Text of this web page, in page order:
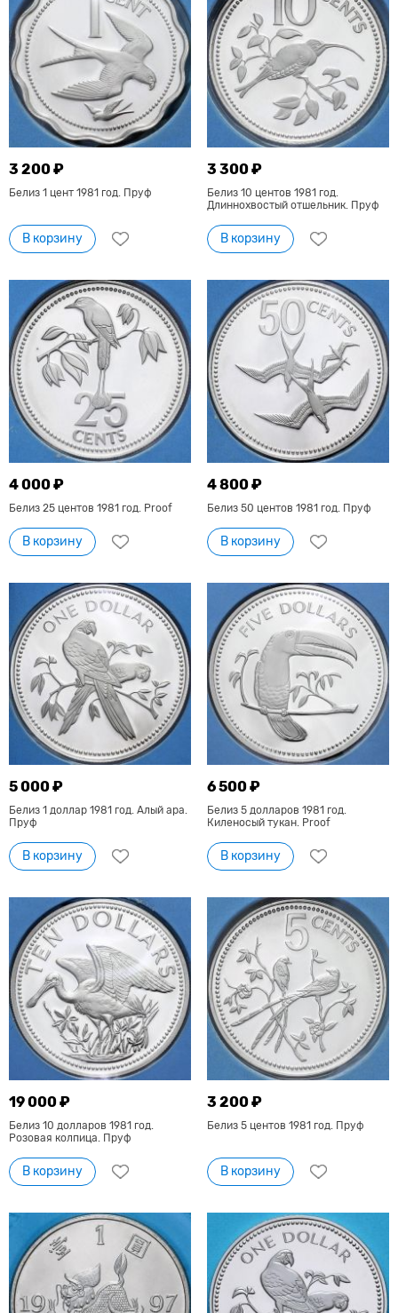
3 200 ₽
Белиз 1 цент 1981 год. Пруф
В корзину
3 300 ₽
Белиз 10 центов 1981 год.
Длиннохвостый отшельник. Пруф
В корзину
4 000 ₽
Белиз 25 центов 1981 год. Proof
В корзину
4 800 ₽
Белиз 50 центов 1981 год. Пруф
В корзину
5 000 ₽
Белиз 1 доллар 1981 год. Алый ара.
Пруф
В корзину
6 500 ₽
Белиз 5 долларов 1981 год.
Киленосый тукан. Proof
В корзину
19 000 ₽
Белиз 10 долларов 1981 год.
Розовая колпица. Пруф
В корзину
3 200 ₽
Белиз 5 центов 1981 год. Пруф
В корзину